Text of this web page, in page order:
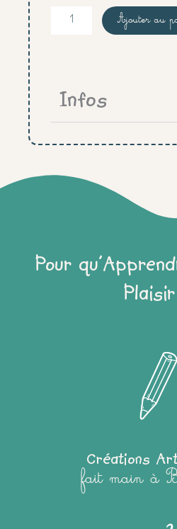
quantité
Ajouter au
Infos
Pour
Créations
fait main à